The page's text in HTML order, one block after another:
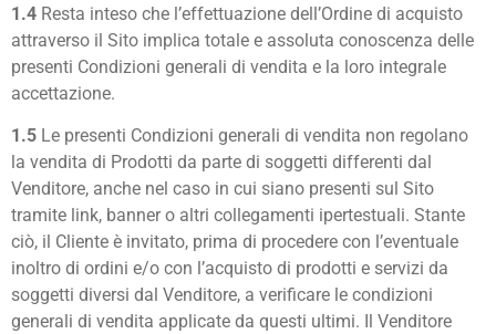
1.4 Resta inteso che l’effettuazione dell’Ordine di acquisto
attraverso il Sito implica totale e assoluta conoscenza delle
presenti Condizioni generali di vendita e la loro integrale
accettazione.
1.5 Le presenti Condizioni generali di vendita non regolano
la vendita di Prodotti da parte di soggetti differenti dal
Venditore, anche nel caso in cui siano presenti sul Sito
tramite link, banner o altri collegamenti ipertestuali. Stante
ciò, il Cliente è invitato, prima di procedere con l’eventuale
inoltro di ordini e/o con l’acquisto di prodotti e servizi da
soggetti diversi dal Venditore, a verificare le condizioni
generali di vendita applicate da questi ultimi. Il Venditore